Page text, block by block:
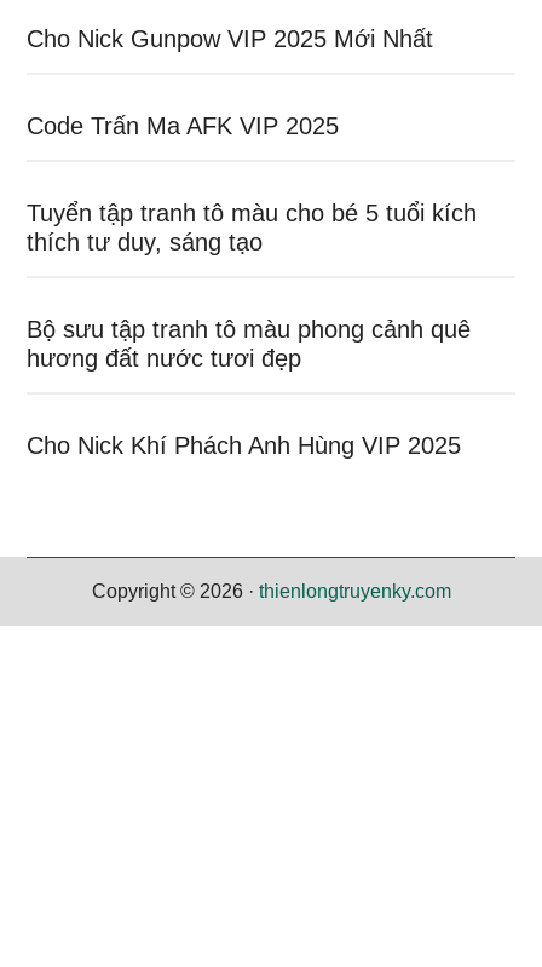
Cho Nick Gunpow VIP 2025 Mới Nhất
Code Trấn Ma AFK VIP 2025
Tuyển tập tranh tô màu cho bé 5 tuổi kích
thích tư duy, sáng tạo
Bộ sưu tập tranh tô màu phong cảnh quê
hương đất nước tươi đẹp
Cho Nick Khí Phách Anh Hùng VIP 2025
Copyright © 2026 · thienlongtruyenky.com